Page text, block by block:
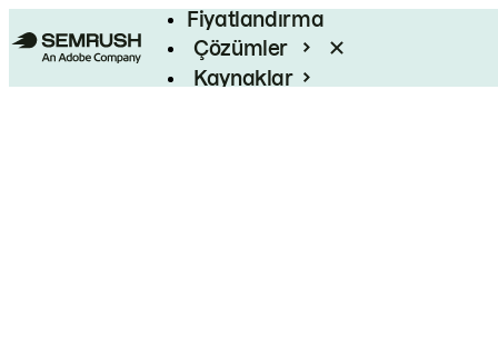
Fiyatlandırma
Çözümler
Kaynaklar